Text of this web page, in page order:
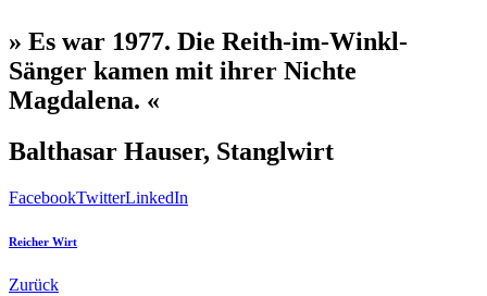
» Es war 1977. Die Reith-im-Winkl-
Sänger kamen mit ihrer Nichte
Magdalena. «
Balthasar Hauser, Stanglwirt
FacebookTwitterLinkedIn
Reicher Wirt
Zurück